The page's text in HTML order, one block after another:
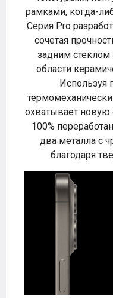
рамками, когда-
Серия Pro
сочетая
задним
области
Используя
охватывает новую
100%
два металла с
благодаря